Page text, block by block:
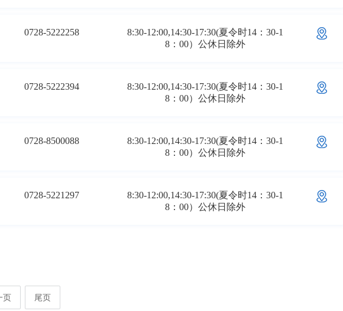
0728-5222258
8:30-12:00,14:30-17:30(夏令时14：30-1
8：00）公休日除外
0728-5222394
8:30-12:00,14:30-17:30(夏令时14：30-1
8：00）公休日除外
0728-8500088
8:30-12:00,14:30-17:30(夏令时14：30-1
8：00）公休日除外
0728-5221297
8:30-12:00,14:30-17:30(夏令时14：30-1
8：00）公休日除外
页 尾页